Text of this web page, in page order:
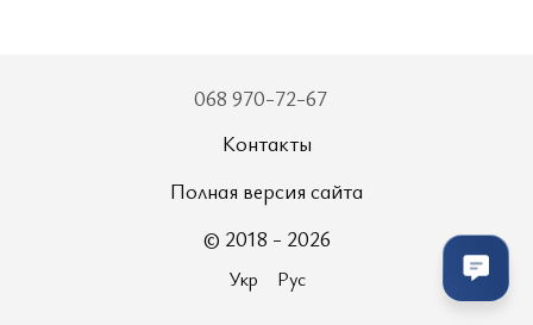
068 970-72-67
Контакты
Полная версия сайта
© 2018 - 2026
Укр Рус